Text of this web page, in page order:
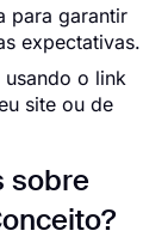
para garantir
expectativas.
o link
site ou de
sobre